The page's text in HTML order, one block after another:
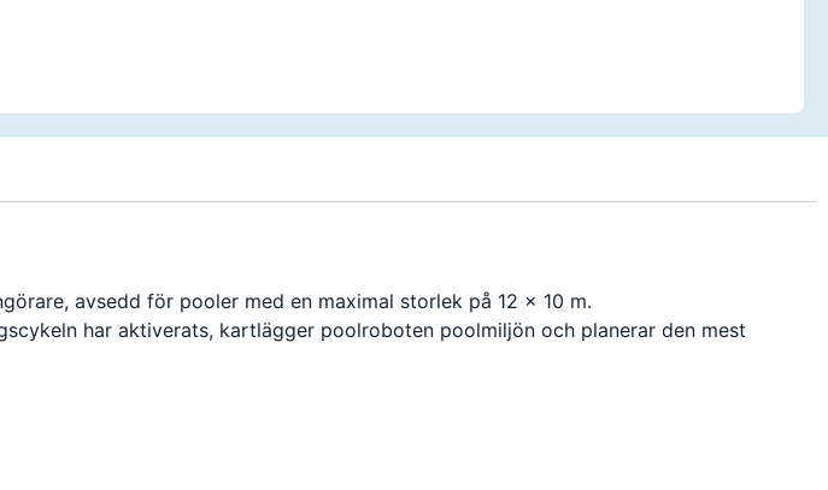
avsedd för pooler med en maximal storlek på 12 x 10 m.
har aktiverats, kartlägger poolroboten poolmiljön och planerar den mest